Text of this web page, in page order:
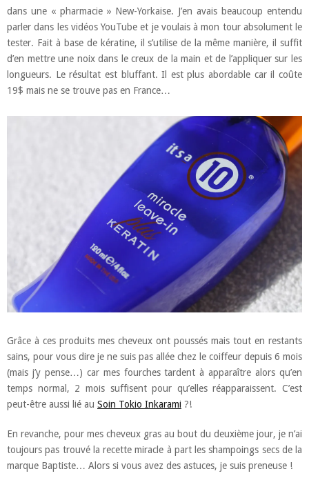
dans une « pharmacie » New-Yorkaise. J’en avais beaucoup entendu
parler dans les vidéos YouTube et je voulais à mon tour absolument le
tester. Fait à base de kératine, il s’utilise de la même manière, il suffit
d’en mettre une noix dans le creux de la main et de l’appliquer sur les
longueurs. Le résultat est bluffant. Il est plus abordable car il coûte
19$ mais ne se trouve pas en France…
Grâce à ces produits mes cheveux ont poussés mais tout en restants
sains, pour vous dire je ne suis pas allée chez le coiffeur depuis 6 mois
(mais j’y pense…) car mes fourches tardent à apparaître alors qu’en
temps normal, 2 mois suffisent pour qu’elles réapparaissent. C’est
peut-être aussi lié au Soin Tokio Inkarami ?!
En revanche, pour mes cheveux gras au bout du deuxième jour, je n’ai
toujours pas trouvé la recette miracle à part les shampoings secs de la
marque Baptiste… Alors si vous avez des astuces, je suis preneuse !